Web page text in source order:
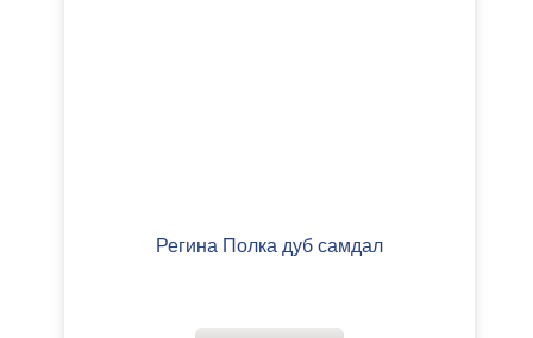
Регина Полка дуб самдал